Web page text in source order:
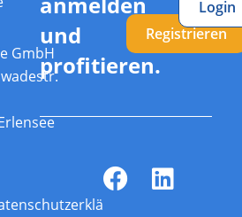
GmbH
und
profitieren.
Registrieren
Login